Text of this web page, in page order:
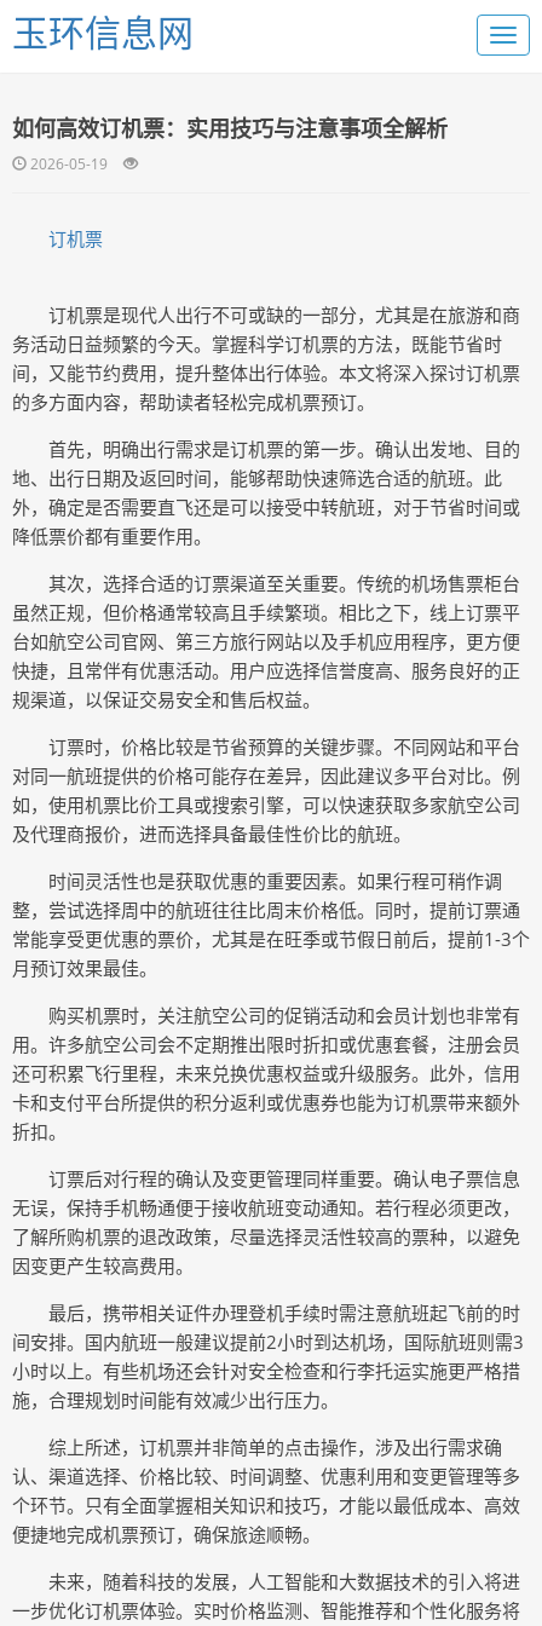
玉环信息网
如何高效订机票：实用技巧与注意事项全解析
2026-05-19
订机票
订机票是现代人出行不可或缺的一部分，尤其是在旅游和商
务活动日益频繁的今天。掌握科学订机票的方法，既能节省时
间，又能节约费用，提升整体出行体验。本文将深入探讨订机票
的多方面内容，帮助读者轻松完成机票预订。
首先，明确出行需求是订机票的第一步。确认出发地、目的
地、出行日期及返回时间，能够帮助快速筛选合适的航班。此
外，确定是否需要直飞还是可以接受中转航班，对于节省时间或
降低票价都有重要作用。
其次，选择合适的订票渠道至关重要。传统的机场售票柜台
虽然正规，但价格通常较高且手续繁琐。相比之下，线上订票平
台如航空公司官网、第三方旅行网站以及手机应用程序，更方便
快捷，且常伴有优惠活动。用户应选择信誉度高、服务良好的正
规渠道，以保证交易安全和售后权益。
订票时，价格比较是节省预算的关键步骤。不同网站和平台
对同一航班提供的价格可能存在差异，因此建议多平台对比。例
如，使用机票比价工具或搜索引擎，可以快速获取多家航空公司
及代理商报价，进而选择具备最佳性价比的航班。
时间灵活性也是获取优惠的重要因素。如果行程可稍作调
整，尝试选择周中的航班往往比周末价格低。同时，提前订票通
常能享受更优惠的票价，尤其是在旺季或节假日前后，提前1-3个
月预订效果最佳。
购买机票时，关注航空公司的促销活动和会员计划也非常有
用。许多航空公司会不定期推出限时折扣或优惠套餐，注册会员
还可积累飞行里程，未来兑换优惠权益或升级服务。此外，信用
卡和支付平台所提供的积分返利或优惠券也能为订机票带来额外
折扣。
订票后对行程的确认及变更管理同样重要。确认电子票信息
无误，保持手机畅通便于接收航班变动通知。若行程必须更改，
了解所购机票的退改政策，尽量选择灵活性较高的票种，以避免
因变更产生较高费用。
最后，携带相关证件办理登机手续时需注意航班起飞前的时
间安排。国内航班一般建议提前2小时到达机场，国际航班则需3
小时以上。有些机场还会针对安全检查和行李托运实施更严格措
施，合理规划时间能有效减少出行压力。
综上所述，订机票并非简单的点击操作，涉及出行需求确
认、渠道选择、价格比较、时间调整、优惠利用和变更管理等多
个环节。只有全面掌握相关知识和技巧，才能以最低成本、高效
便捷地完成机票预订，确保旅途顺畅。
未来，随着科技的发展，人工智能和大数据技术的引入将进
一步优化订机票体验。实时价格监测、智能推荐和个性化服务将